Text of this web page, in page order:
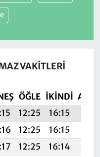
VAKITLERI
ÖĞLE İKINDI
12:25 16:15
12:25 16:15
12:25 16:14